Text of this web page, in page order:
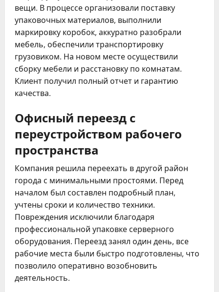
вещи. В процессе организовали поставку
упаковочных материалов, выполнили
маркировку коробок, аккуратно разобрали
мебель, обеспечили транспортировку
грузовиком. На новом месте осуществили
сборку мебели и расстановку по комнатам.
Клиент получил полный отчет и гарантию
качества.
Офисный переезд с
переустройством рабочего
пространства
Компания решила переехать в другой район
города с минимальными простоями. Перед
началом был составлен подробный план,
учтены сроки и количество техники.
Повреждения исключили благодаря
профессиональной упаковке серверного
оборудования. Переезд занял один день, все
рабочие места были быстро подготовлены, что
позволило оперативно возобновить
деятельность.